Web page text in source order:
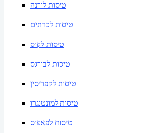
טיסות לורנה
טיסות לכרתים
טיסות לקוס
טיסות לבורגס
טיסות לקפריסין
טיסות למונטנגרו
טיסות לפאפוס